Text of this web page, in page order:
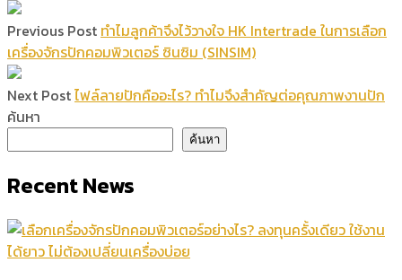
Previous Post ทำไมลูกค้าจึงไว้วางใจ HK Intertrade ในการเลือก
เครื่องจักรปักคอมพิวเตอร์ ซินซิม (SINSIM)
Next Postไฟล์ลายปักคืออะไร? ทำไมจึงสำคัญต่อคุณภาพงานปัก
ค้นหา
ค้นหา
Recent News